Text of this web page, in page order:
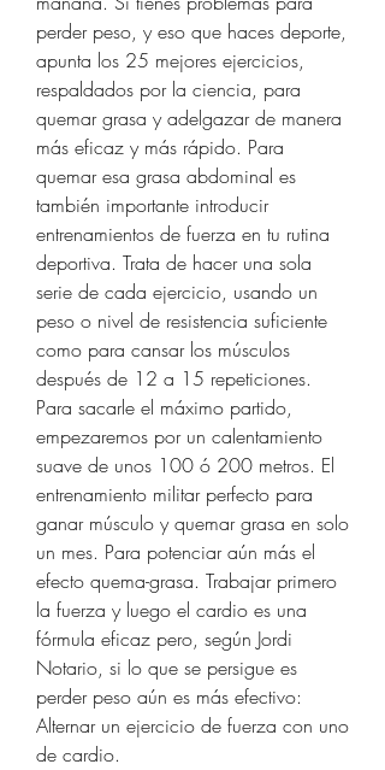
perder peso, y eso que haces deporte,
apunta los 25 mejores ejercicios,
respaldados por la ciencia, para
quemar grasa y adelgazar de manera
más eficaz y más rápido. Para
quemar esa grasa abdominal es
también importante introducir
entrenamientos de fuerza en tu rutina
deportiva. Trata de hacer una sola
serie de cada ejercicio, usando un
peso o nivel de resistencia suficiente
como para cansar los músculos
después de 12 a 15 repeticiones.
Para sacarle el máximo partido,
empezaremos por un calentamiento
suave de unos 100 ó 200 metros. El
entrenamiento militar perfecto para
ganar músculo y quemar grasa en solo
un mes. Para potenciar aún más el
efecto quema-grasa. Trabajar primero
la fuerza y luego el cardio es una
fórmula eficaz pero, según Jordi
Notario, si lo que se persigue es
perder peso aún es más efectivo:
Alternar un ejercicio de fuerza con uno
de cardio.